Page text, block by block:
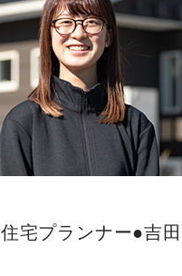
住宅プランナー●吉